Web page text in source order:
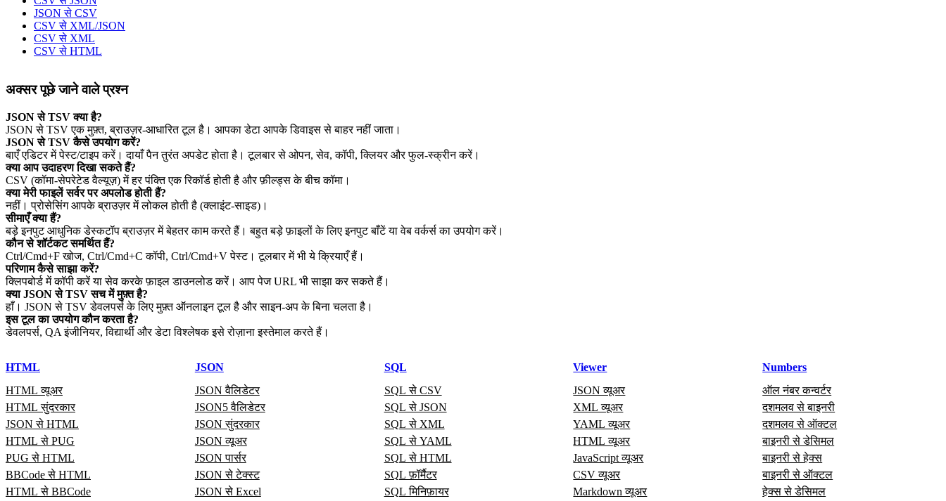
JSON से CSV
CSV से XML/JSON
CSV से XML
CSV से HTML
अक्सर पूछे जाने वाले प्रश्न
JSON से TSV क्या है?
JSON से TSV एक मुफ़्त, ब्राउज़र‑आधारित टूल है। आपका डेटा आपके डिवाइस से बाहर नहीं जाता।
JSON से TSV कैसे उपयोग करें?
बाएँ एडिटर में पेस्ट/टाइप करें। दायाँ पैन तुरंत अपडेट होता है। टूलबार से ओपन, सेव, कॉपी, क्लियर और फुल‑स्क्रीन करें।
क्या आप उदाहरण दिखा सकते हैं?
CSV (कॉमा‑सेपरेटेड वैल्यूज़) में हर पंक्ति एक रिकॉर्ड होती है और फ़ील्ड्स के बीच कॉमा।
क्या मेरी फाइलें सर्वर पर अपलोड होती हैं?
नहीं। प्रोसेसिंग आपके ब्राउज़र में लोकल होती है (क्लाइंट‑साइड)।
सीमाएँ क्या हैं?
बड़े इनपुट आधुनिक डेस्कटॉप ब्राउज़र में बेहतर काम करते हैं। बहुत बड़े फ़ाइलों के लिए इनपुट बाँटें या वेब वर्कर्स का उपयोग करें।
कौन से शॉर्टकट समर्थित हैं?
Ctrl/Cmd+F खोज, Ctrl/Cmd+C कॉपी, Ctrl/Cmd+V पेस्ट। टूलबार में भी ये क्रियाएँ हैं।
परिणाम कैसे साझा करें?
क्लिपबोर्ड में कॉपी करें या सेव करके फ़ाइल डाउनलोड करें। आप पेज URL भी साझा कर सकते हैं।
क्या JSON से TSV सच में मुफ़्त है?
हाँ। JSON से TSV डेवलपर्स के लिए मुफ़्त ऑनलाइन टूल है और साइन‑अप के बिना चलता है।
इस टूल का उपयोग कौन करता है?
डेवलपर्स, QA इंजीनियर, विद्यार्थी और डेटा विश्लेषक इसे रोज़ाना इस्तेमाल करते हैं।
HTML
HTML व्यूअर
HTML सुंदरकार
JSON से HTML
HTML से PUG
PUG से HTML
BBCode से HTML
HTML से BBCode
JSON
JSON वैलिडेटर
JSON5 वैलिडेटर
JSON सुंदरकार
JSON व्यूअर
JSON पार्सर
JSON से टेक्स्ट
JSON से Excel
SQL
SQL से CSV
SQL से JSON
SQL से XML
SQL से YAML
SQL से HTML
SQL फ़ॉर्मैटर
SQL मिनिफ़ायर
Viewer
JSON व्यूअर
XML व्यूअर
YAML व्यूअर
HTML व्यूअर
JavaScript व्यूअर
CSV व्यूअर
Markdown व्यूअर
Numbers
ऑल नंबर कन्वर्टर
दशमलव से बाइनरी
दशमलव से ऑक्टल
बाइनरी से डेसिमल
बाइनरी से हेक्स
बाइनरी से ऑक्टल
हेक्स से डेसिमल